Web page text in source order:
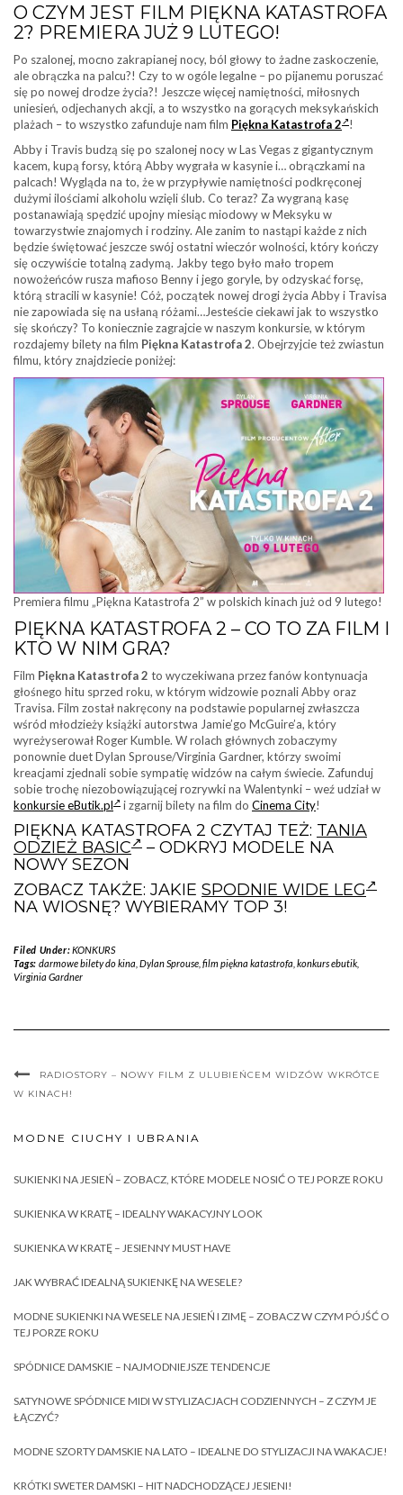
O CZYM JEST FILM PIĘKNA KATASTROFA
2? PREMIERA JUŻ 9 LUTEGO!
Po szalonej, mocno zakrapianej nocy, ból głowy to żadne zaskoczenie,
ale obrączka na palcu?! Czy to w ogóle legalne – po pijanemu poruszać
się po nowej drodze życia?! Jeszcze więcej namiętności, miłosnych
uniesień, odjechanych akcji, a to wszystko na gorących meksykańskich
plażach – to wszystko zafunduje nam film Piękna Katastrofa 2
!
Abby i Travis budzą się po szalonej nocy w Las Vegas z gigantycznym
kacem, kupą forsy, którą Abby wygrała w kasynie i… obrączkami na
palcach! Wygląda na to, że w przypływie namiętności podkręconej
dużymi ilościami alkoholu wzięli ślub. Co teraz? Za wygraną kasę
postanawiają spędzić upojny miesiąc miodowy w Meksyku w
towarzystwie znajomych i rodziny. Ale zanim to nastąpi każde z nich
będzie świętować jeszcze swój ostatni wieczór wolności, który kończy
się oczywiście totalną zadymą. Jakby tego było mało tropem
nowożeńców rusza mafioso Benny i jego goryle, by odzyskać forsę,
którą stracili w kasynie! Cóż, początek nowej drogi życia Abby i Travisa
nie zapowiada się na usłaną różami…Jesteście ciekawi jak to wszystko
się skończy? To koniecznie zagrajcie w naszym konkursie, w którym
rozdajemy bilety na film Piękna Katastrofa 2. Obejrzyjcie też zwiastun
filmu, który znajdziecie poniżej:
Premiera filmu „Piękna Katastrofa 2” w polskich kinach już od 9 lutego!
PIĘKNA KATASTROFA 2 – CO TO ZA FILM I
KTO W NIM GRA?
Film Piękna Katastrofa 2 to wyczekiwana przez fanów kontynuacja
głośnego hitu sprzed roku, w którym widzowie poznali Abby oraz
Travisa. Film został nakręcony na podstawie popularnej zwłaszcza
wśród młodzieży książki autorstwa Jamie’go McGuire’a, który
wyreżyserował Roger Kumble. W rolach głównych zobaczymy
ponownie duet Dylan Sprouse/Virginia Gardner, którzy swoimi
kreacjami zjednali sobie sympatię widzów na całym świecie. Zafunduj
sobie trochę niezobowiązującej rozrywki na Walentynki – weź udział w
konkursie eButik.pl
i zgarnij bilety na film do Cinema City!
PIĘKNA KATASTROFA 2 CZYTAJ TEŻ: TANIA
ODZIEŻ BASIC
– ODKRYJ MODELE NA
NOWY SEZON
ZOBACZ TAKŻE: JAKIE SPODNIE WIDE LEG
NA WIOSNĘ? WYBIERAMY TOP 3!
Filed Under:KONKURS
Tags: darmowe bilety do kina Dylan Sprouse, film piękna katastrofa konkurs ebutik,
Virginia Gardner
RADIOSTORY – NOWY FILM Z ULUBIEŃCEM WIDZÓW WKRÓTCE
W KINACH!
MODNE CIUCHY I UBRANIA
SUKIENKI NA JESIEŃ – ZOBACZ, KTÓRE MODELE NOSIĆ O TEJ PORZE ROKU
SUKIENKA W KRATĘ – IDEALNY WAKACYJNY LOOK
SUKIENKA W KRATĘ – JESIENNY MUST HAVE
JAK WYBRAĆ IDEALNĄ SUKIENKĘ NA WESELE?
MODNE SUKIENKI NA WESELE NA JESIEŃ I ZIMĘ – ZOBACZ W CZYM PÓJŚĆ O
TEJ PORZE ROKU
SPÓDNICE DAMSKIE – NAJMODNIEJSZE TENDENCJE
SATYNOWE SPÓDNICE MIDI W STYLIZACJACH CODZIENNYCH – Z CZYM JE
ŁĄCZYĆ?
MODNE SZORTY DAMSKIE NA LATO – IDEALNE DO STYLIZACJI NA WAKACJE!
KRÓTKI SWETER DAMSKI – HIT NADCHODZĄCEJ JESIENI!